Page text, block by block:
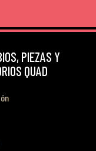
PIEZAS Y
QUAD